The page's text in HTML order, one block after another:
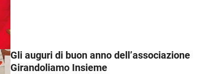
Gli auguri di buon anno dell’associazione
Girandoliamo Insieme